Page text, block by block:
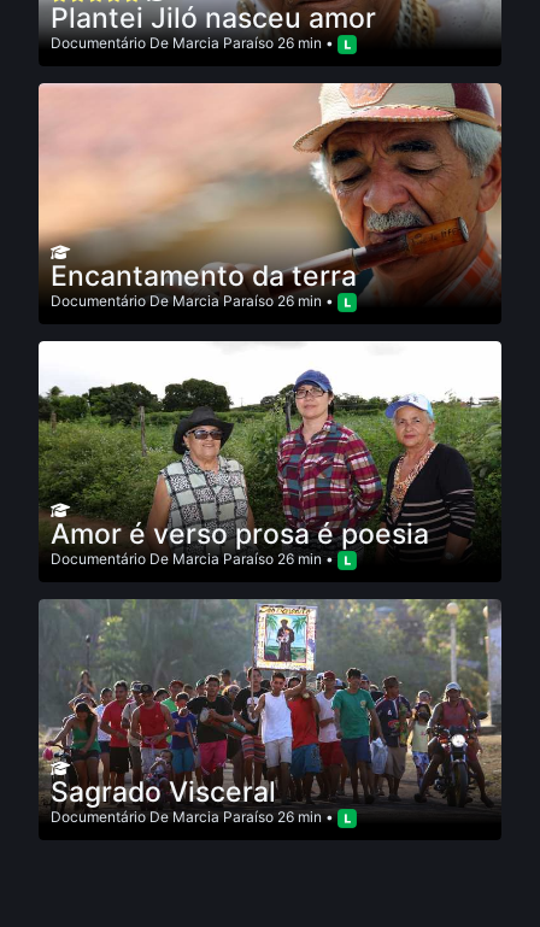
Plantei Jiló nasceu amor
DocumentárioDeMarcia Paraí­so 26 min •
Encantamento da terra
DocumentárioDeMarcia Paraí­so 26 min •
Amor é verso prosa é poesia
Documentário De Marcia Paraí­so 26 min •
Sagrado Visceral
DocumentárioDeMarcia Paraí­so 26 min •